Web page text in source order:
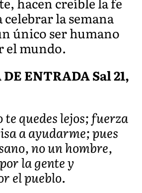
celebrar la semana
único ser humano
el mundo.
ENTRADA Sal 21,
te quedes lejos; fuerza
a ayudarme; pues
no un hombre,
la gente y
el pueblo.